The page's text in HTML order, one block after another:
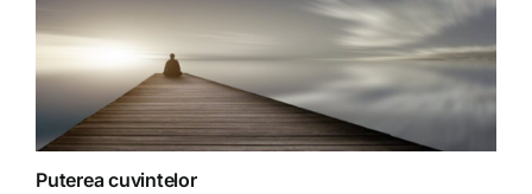
Puterea cuvintelor